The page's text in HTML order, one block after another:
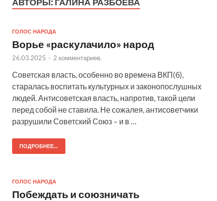
АВТОРЫ: ГАЛИНА РАЗБОЕВА
ГОЛОС НАРОДА
Ворье «раскулачило» народ
26.03.2025 - 2 комментариев.
Советская власть, особенно во времена ВКП(б),
старалась воспитать культурных и законопослушных
людей. Антисоветская власть, напротив, такой цели
перед собой не ставила. Не сожалея, антисоветчики
разрушили Советский Союз – и в …
ПОДРОБНЕЕ...
ГОЛОС НАРОДА
Побеждать и союзничать